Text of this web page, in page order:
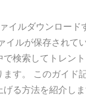
イルダウンロード
イルが保存されて
検索してトレン
ます。 このガイド
る方法を紹介し